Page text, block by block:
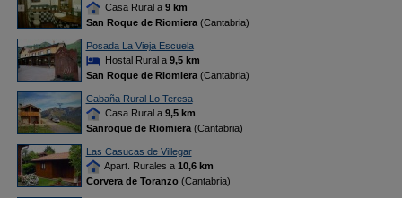
Casa Rural a 9 km
San Roque de Riomiera(Cantabria)
Posada La Vieja Escuela
Hostal Rural a 9,5 km
San Roque de Riomiera(Cantabria)
Cabaña Rural Lo Teresa
Casa Rural a 9,5 km
Sanroque de Riomiera(Cantabria)
Las Casucas de Villegar
Apart. Rurales a 10,6 km
Corvera de Toranzo(Cantabria)